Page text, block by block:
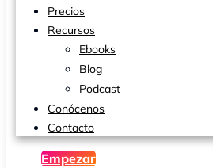
Precios
Recursos
Ebooks
Blog
Podcast
Conócenos
Contacto
Empezar